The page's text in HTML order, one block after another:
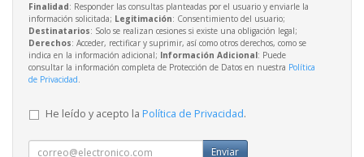
Finalidad: Responder las consultas planteadas por el usuario y enviarle la
información solicitada; Legitimación: Consentimiento del usuario;
Destinatarios: Solo se realizan cesiones si existe una obligación legal;
Derechos: Acceder, rectificar y suprimir, así como otros derechos, como se
indica en la información adicional; Información Adicional: Puede
consultar la información completa de Protección de Datos en nuestra Política
de Privacidad.
He leído y acepto la Política de Privacidad.
Enviar